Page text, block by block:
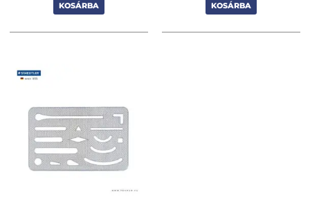
KOSÁRBA KOSÁRBA